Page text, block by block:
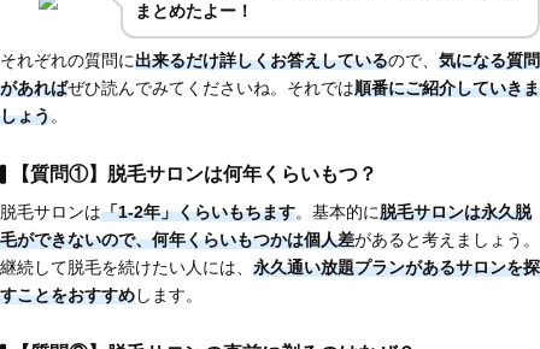
まとめたよー！
それぞれの質問に出来るだけ詳しくお答えしているので、 気になる質問
があればぜひ読んでみてくださいね。それでは順番にご紹介していきま
しょう。
【質問①】脱毛サロンは何年くらいもつ？
脱毛サロンは「1-2年」くらいもちます。基本的に脱毛サロンは永久脱
毛ができないので、何年くらいもつかは個人差があると考えましょう。
継続して脱毛を続けたい人には、 永久通い放題プランがあるサロンを探
すことをおすすめします。